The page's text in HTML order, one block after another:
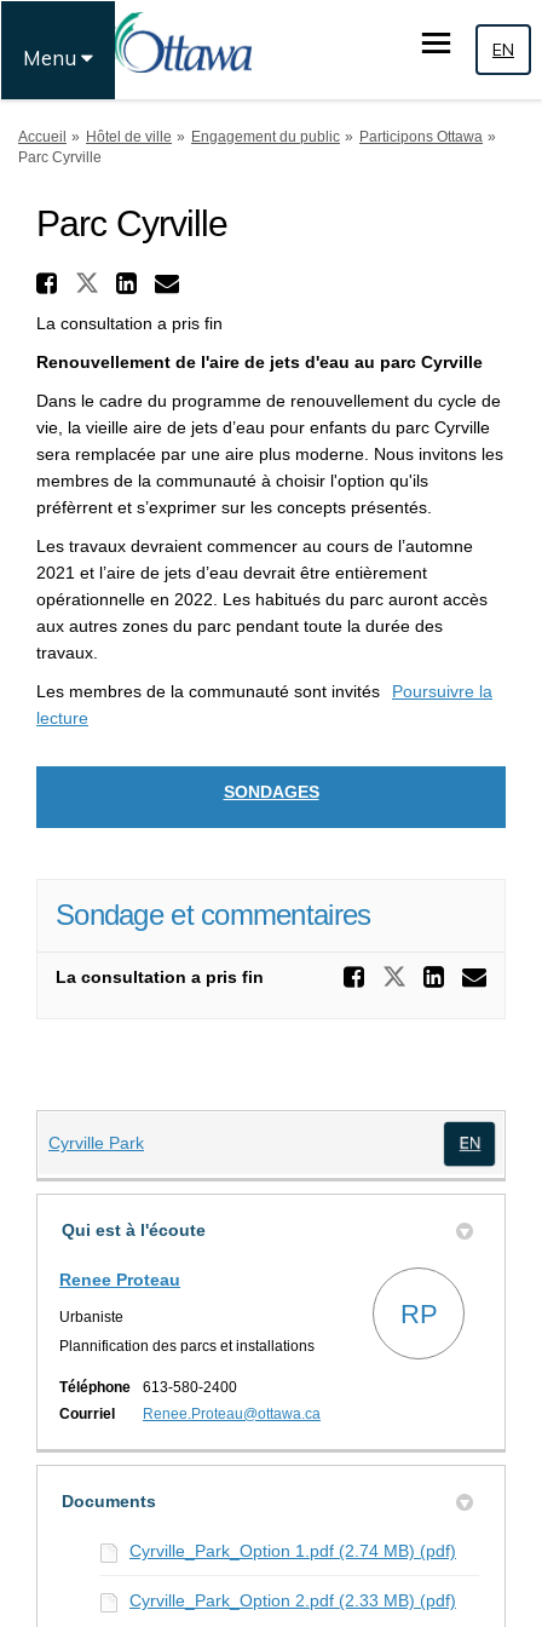
Menu EN
Vous êtes ici:
Accueil Hôtel de ville Engagement du public
Participons Ottawa
Parc Cyrville
Parc Cyrville
Partager Parc Cyrville sur
Partager Parc Cyrville sur
Partager Parc Cyrville
Courriel Parc Cyrville
La consultation a pris fin
Renouvellement de l'aire de jets d'eau au parc Cyrville
Dans le cadre du programme de renouvellement du cycle de
vie, la vieille aire de jets d’eau pour enfants du parc Cyrville
sera remplacée par une aire plus moderne. Nous invitons les
membres de la communauté à choisir l'option qu'ils
préfèrrent et s’exprimer sur les concepts présentés.
Les travaux devraient commencer au cours de l’automne
2021 et l’aire de jets d’eau devrait être entièrement
opérationnelle en 2022. Les habitués du parc auront accès
aux autres zones du parc pendant toute la durée des
travaux.
Les membres de la communauté sont invités
Poursuivre la
lecture
SONDAGES
Sondage et commentaires
La consultation a pris fin Partager
Cyrville Park(Liens externes)
Qui est à l'écoute
Renee Proteau
Urbaniste
Plannification des parcs et installations
RP
Téléphone
613-580-2400
Courriel
Renee.Proteau@ottawa.ca
Documents
Cyrville_Park_Option 1.pdf (2.74 MB) (pdf)
Cyrville_Park_Option 2.pdf (2.33 MB) (pdf)